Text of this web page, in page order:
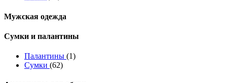
Мужская одежда
Сумки и палантины
Палантины (1)
Сумки (62)